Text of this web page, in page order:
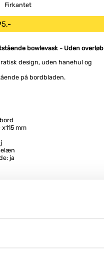
Firkantet
bowlevask - Uden overløb
design, uden hanehul og
på bordbladen.
mm
ja